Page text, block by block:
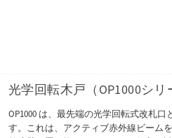
光学回転木戸（OP1000シリ
OP1000 は、最先端の光学回転式改札
す。これは、アクティブ赤外線ビーム